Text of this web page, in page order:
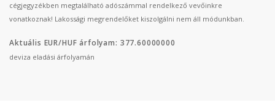
cégjegyzékben megtalálható adószámmal rendelkező vevőinkre
vonatkoznak! Lakossági megrendelőket kiszolgálni nem áll módunkban.
Aktuális EUR/HUF árfolyam: 377.60000000
deviza eladási árfolyamán